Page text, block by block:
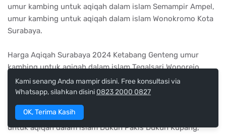
umur kambing untuk aqiqah dalam islam Semampir Ampel,
umur kambing untuk aqiqah dalam islam Wonokromo Kota
Surabaya.
Harga Aqiqah Surabaya 2024 Ketabang Genteng umur
kambing untuk aqiqah dalam islam Tegalsari Wonorejo,
umur kambing untuk aqiqah dalam islam Wonorejo
Tegalsari, umur kambing untuk aqiqah dalam islam
Rungkut Menanggal Gunung Anyar, umur kambing untuk
aqiqah dalam islam Tambak Wedi Kenjeran, umur kambing
untuk aqiqah dalam islam Dukuh Pakis Dukuh Kupang,
Kami senang Anda mampir disini. Free konsultasi via
Whatsapp, silahkan disini 0823 2000 0827
OK, Terima Kasih